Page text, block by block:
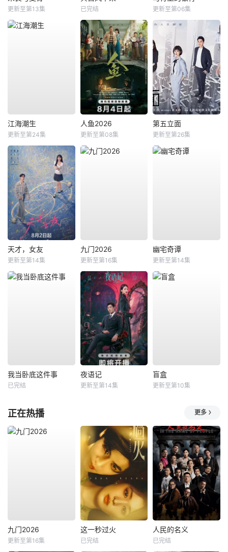
更新至第13集 已完结 更新至第06集
江海潮生
更新至第24集
人鱼2026
更新至第08集
第五立面
更新至第26集
天才，女友
更新至第14集
九门2026
更新至第16集
幽宅奇谭
更新至第14集
我当卧底这件事
已完结
夜语记
更新至第14集
盲盒
更新至第10集
正在热播 更多
九门2026
更新至第16集
这一秒过火
已完结
人民的名义
已完结